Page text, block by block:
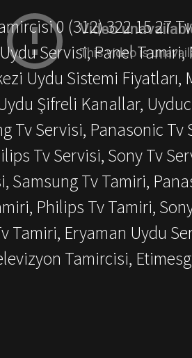
0 (312) 322 15 27
Servisi, Panel
Uydu Sistemi Fiyatları,
Şifreli Kanallar,
Tv Servisi, Panasonic
Tv Servisi, Sony Tv
Samsung Tv Tamiri,
Philips Tv Tamiri,
Tamiri, Eryaman Uydu
Tamircisi,